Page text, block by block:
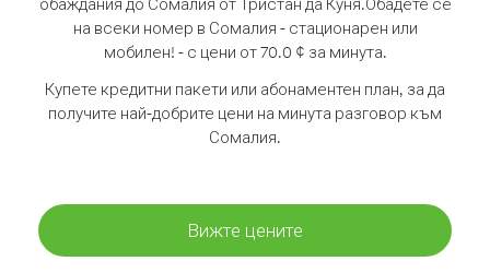
на всеки номер в Сомалия - стационарен или
мобилен! - с цени от 70.0 ¢ за минута.
Купете кредитни пакети или абонаментен план, за да
получите най-добрите цени на минута разговор към
Сомалия.
Вижте цените